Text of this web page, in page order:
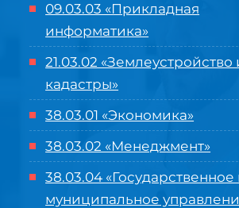
09.03.03 «Прикладная
информатика»
21.03.02 «Землеустройство
кадастры»
38.03.01 «Экономика»
38.03.02 «Менеджмент»
38.03.04 «Государственное
муниципальное